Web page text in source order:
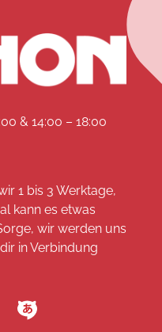
& 14:00 – 18:00
1 bis 3 Werktage,
kann es etwas
wir werden uns
in Verbindung